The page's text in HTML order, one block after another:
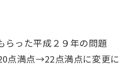
らった平成２９年の問題
点満点→22点満点に変更に